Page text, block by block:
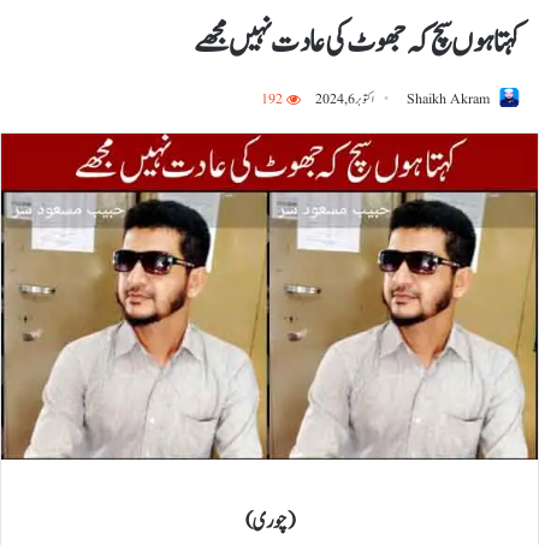
کہتا ہوں سچ کہ جھوٹ کی عادت نہیں مجھے
Shaikh Akram اکتوبر 6, 2024 192
( چوری )